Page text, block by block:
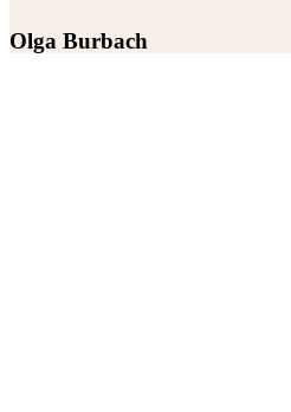
Olga Burbach